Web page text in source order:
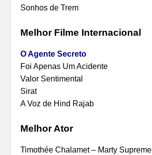
Sonhos de Trem
Melhor Filme Internacional
O Agente Secreto
Foi Apenas Um Acidente
Valor Sentimental
Sirat
A Voz de Hind Rajab
Melhor Ator
Timothée Chalamet – Marty Supreme